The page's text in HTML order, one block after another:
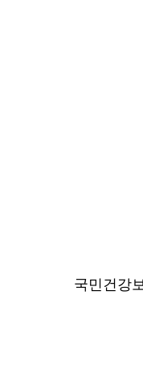
국민건강